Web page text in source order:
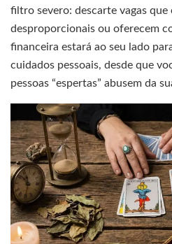
filtro severo: descarte vagas que
desproporcionais ou oferecem
financeira estará ao seu lado
cuidados pessoais, desde que
pessoas “espertas” abusem da